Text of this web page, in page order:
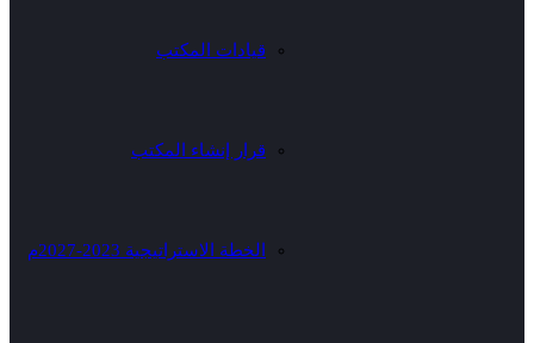
قيادات المكتب
قرار إنشاء المكتب
الخطة الاستراتيجية 2023-2027م